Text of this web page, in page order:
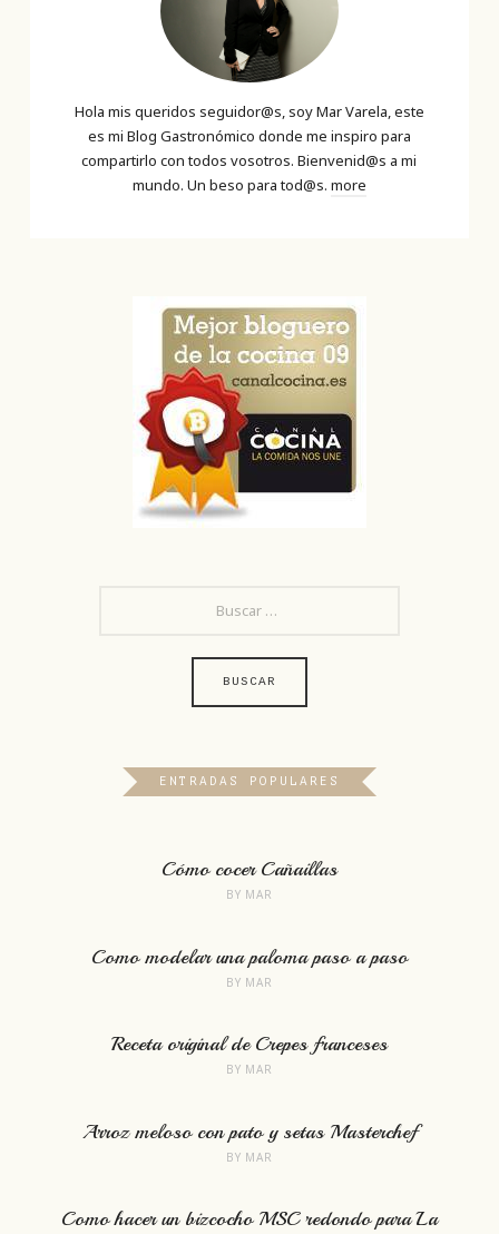
Hola mis queridos seguidor@s, soy Mar Varela, este
es mi Blog Gastronómico donde me inspiro para
compartirlo con todos vosotros. Bienvenid@s a mi
mundo. Un beso para tod@s. more
ENTRADAS POPULARES
Cómo cocer Cañaillas
BY MAR
Como modelar una paloma paso a paso
BY MAR
Receta original de Crepes franceses
BY MAR
Arroz meloso con pato y setas Masterchef
BY MAR
Como hacer un bizcocho MSC redondo para La